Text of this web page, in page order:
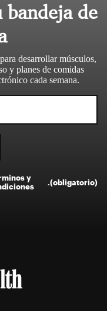
bandeja de
desarrollar músculos,
y planes de comidas
cada semana.
y
(obligatorio)